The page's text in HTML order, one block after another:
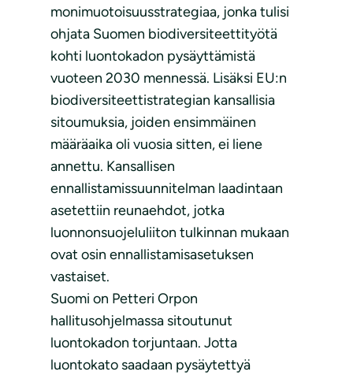
monimuotoisuusstrategiaa, jonka tulisi
ohjata Suomen biodiversiteettityötä
kohti luontokadon pysäyttämistä
vuoteen 2030 mennessä. Lisäksi EU:n
biodiversiteettistrategian kansallisia
sitoumuksia, joiden ensimmäinen
määräaika oli vuosia sitten, ei liene
annettu. Kansallisen
ennallistamissuunnitelman laadintaan
asetettiin reunaehdot, jotka
luonnonsuojeluliiton tulkinnan mukaan
ovat osin ennallistamisasetuksen
vastaiset.
Suomi on Petteri Orpon
hallitusohjelmassa sitoutunut
luontokadon torjuntaan. Jotta
luontokato saadaan pysäytettyä